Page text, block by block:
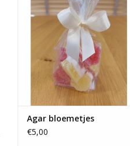
TOEVOEGEN AAN WINKELWAGEN
Agar bloemetjes
€5,00